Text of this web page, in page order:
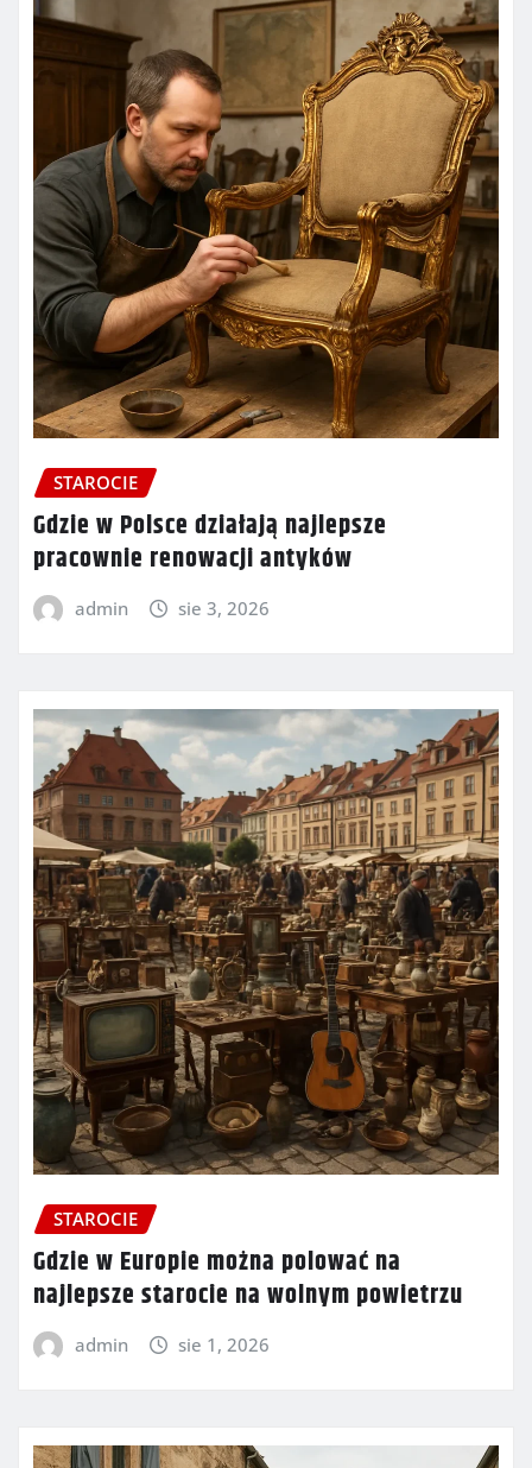
STAROCIE
Gdzie w Polsce działają najlepsze
pracownie renowacji antyków
admin sie 3, 2026
STAROCIE
Gdzie w Europie można polować na
najlepsze starocie na wolnym powietrzu
admin sie 1, 2026